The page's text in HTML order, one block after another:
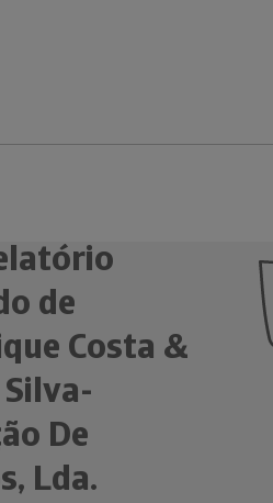
de
Costa &
De
Lda.